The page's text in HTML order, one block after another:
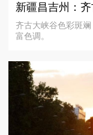
新疆昌吉州：
齐古大峡谷色彩斑
富色调。